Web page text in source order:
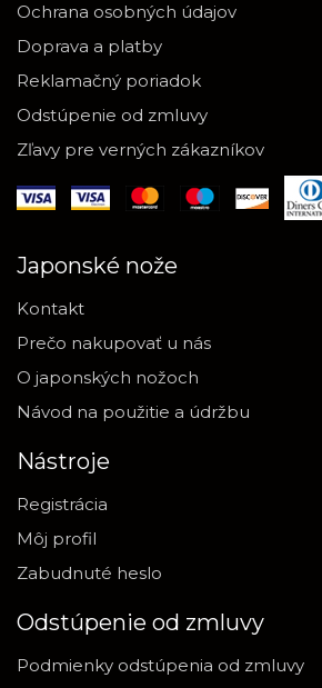
Ochrana osobných údajov
Doprava a platby
Reklamačný poriadok
Odstúpenie od zmluvy
Zľavy pre verných zákazníkov
Japonské nože
Kontakt
Prečo nakupovať u nás
O japonských nožoch
Návod na použitie a údržbu
Nástroje
Registrácia
Môj profil
Zabudnuté heslo
Odstúpenie od zmluvy
Podmienky odstúpenia od zmluvy